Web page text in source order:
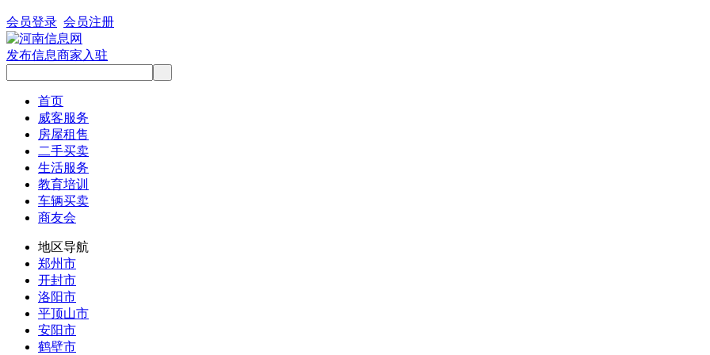
会员登录 会员注册
发布信息商家入驻
首页
威客服务
房屋租售
二手买卖
生活服务
教育培训
车辆买卖
商友会
地区导航
郑州市
开封市
洛阳市
平顶山市
安阳市
鹤壁市